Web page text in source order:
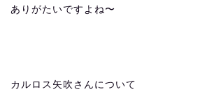
ありがたいですよね〜
カルロス矢吹さんについて